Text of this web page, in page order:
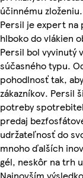
účinnému zloženiu.
Persil je expert na
hlboko do vlákien
Persil bol vyvinutý
súčasného typu.
pohodlnosť tak,
zákazníkov. Persil
potreby
predaj
udržateľnosť do
mnoho ďalších
gél, neskôr na trh